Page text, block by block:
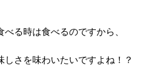
る時は食べるのですから、
さを味わいたいですよね！？